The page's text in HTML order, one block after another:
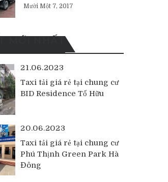
Mười Một 7, 2017
MỚI NHẤT
21.06.2023
Taxi tải giá rẻ tại chung cư
BID Residence Tố Hữu
20.06.2023
Taxi tải giá rẻ tại chung cư
Phú Thịnh Green Park Hà
Đông